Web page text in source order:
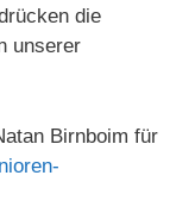
die
unserer
Birnboim für